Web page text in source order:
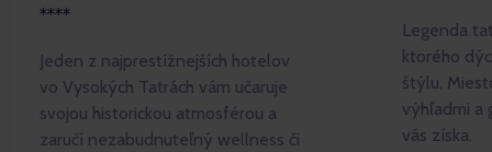
****
Jeden z najprestížnejších hotelov
vo Vysokých Tatrách vám učaruje
svojou historickou atmosférou a
zaručí nezabudnuteľný wellness či
Legenda
ktorého
štýlu.
výhľadmi a
vás získa.